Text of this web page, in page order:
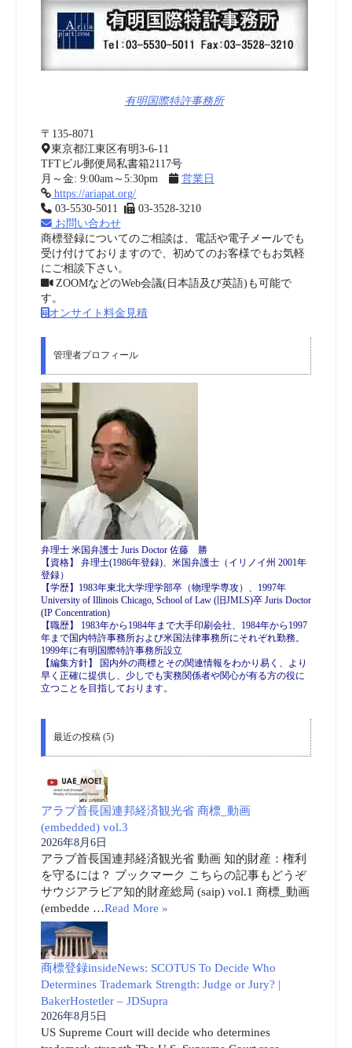
有明国際特許事務所
〒135-8071
東京都江東区有明3-6-11
TFTビル郵便局私書箱2117号
月～金: 9:00am～5:30pm
営業日
https://ariapat.org/
03-5530-5011
03-3528-3210
お問い合わせ
商標登録についてのご相談は、電話や電子メールでも
受け付けておりますので、初めてのお客様でもお気軽
にご相談下さい。
ZOOMなどのWeb会議(日本語及び英語)も可能で
す。
オンサイト料金見積
管理者プロフィール
弁理士 米国弁護士 Juris Doctor 佐藤 勝
【資格】 弁理士(1986年登録)、米国弁護士（イリノイ州 2001年
登録）
【学歴】1983年東北大学理学部卒（物理学専攻）、1997年
University of Illinois Chicago, School of Law (旧JMLS)卒 Juris Doctor
(IP Concentration)
【職歴】 1983年から1984年まで大手印刷会社、1984年から1997
年まで国内特許事務所および米国法律事務所にそれぞれ勤務。
1999年に有明国際特許事務所設立
【編集方針】 国内外の商標とその関連情報をわかり易く、より
早く正確に提供し、少しでも実務関係者や関心が有る方の役に
立つことを目指しております。
最近の投稿 (5)
アラブ首長国連邦経済観光省 商標_動画
(embedded) vol.3
2026年8月6日
アラブ首長国連邦経済観光省 動画 知的財産：権利
を守るには？ ブックマーク こちらの記事もどうぞ
サウジアラビア知的財産総局 (saip) vol.1 商標_動画
(embedde …Read More »
商標登録insideNews: SCOTUS To Decide Who
Determines Trademark Strength: Judge or Jury? |
BakerHostetler – JDSupra
2026年8月5日
US Supreme Court will decide who determines